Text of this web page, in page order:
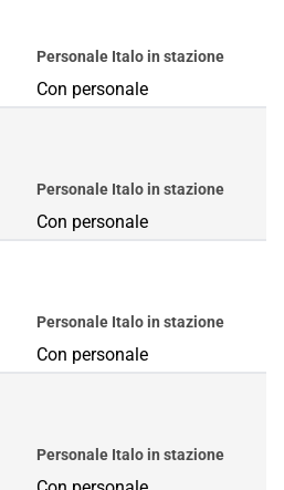
Personale Italo in stazione
Con personale
Personale Italo in stazione
Con personale
Personale Italo in stazione
Con personale
Personale Italo in stazione